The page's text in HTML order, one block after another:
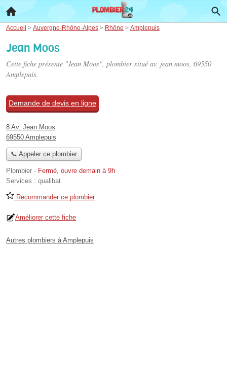
Accueil > Auvergne-Rhône-Alpes > Rhône > Amplepuis
Jean Moos
Cette fiche présente "Jean Moos", plombier situé av. jean moos, 69550
Amplepuis.
Demande de devis en ligne
8 Av. Jean Moos
69550 Amplepuis
📞 Appeler ce plombier
Plombier - Fermé, ouvre demain à 9h
Services : qualibat
Recommander ce plombier
Améliorer cette fiche
Autres plombiers à Amplepuis